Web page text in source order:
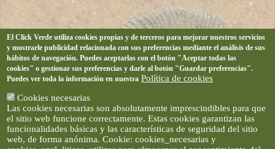
El Click Verde utiliza cookies propias y de terceros para mejorar nuestros servicios
y mostrarle publicidad relacionada con sus preferencias mediante el análisis de sus
hábitos de navegación. Puedes aceptarlas con el botón "Aceptar todas las
cookies" o gestionar sus preferencias y darle al botón "Guardar preferencias".
Puedes ver toda la información en nuestra Política de cookies
Cookies necesarias
Las cookies necesarias son absolutamente imprescindibles para que
el sitio web funcione correctamente. Estas cookies garantizan las
funcionalidades básicas y las características de seguridad del sitio
web, de forma anónima. Cookie: cookies_necesarias y